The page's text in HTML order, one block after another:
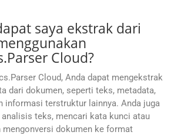
saya ekstrak dari
Cloud?
Cloud, Anda dapat mengekstrak
dari dokumen, seperti teks, metadata,
informasi terstruktur lainnya. Anda juga
teks, mencari kata kunci atau
mengonversi dokumen ke format